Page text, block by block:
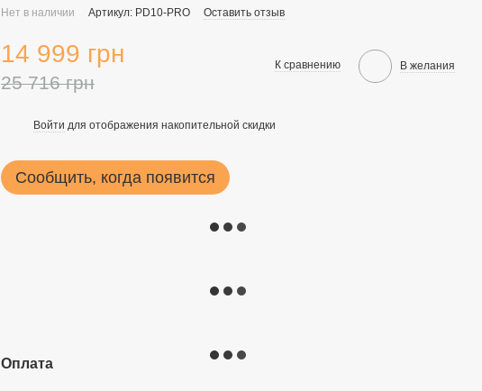
Нет в наличии Артикул: PD10-PRO Оставить отзыв
14 999 грн
25 716 грн
К сравнению В желания
Войти для отображения накопительной скидки
Сообщить, когда появится
Оплата